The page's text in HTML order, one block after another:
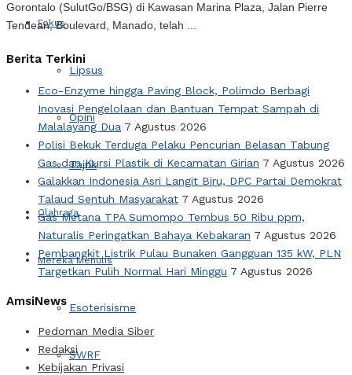
Fokus
Lipsus
Opini
Tajuk
Olahraga
Mereka Menulis
Esoterisisme
SWRF
Gorontalo (SulutGo/BSG) di Kawasan Marina Plaza, Jalan Pierre
Tendean, Boulevard, Manado, telah ...
Berita Terkini
Eco-Enzyme hingga Paving Block, Polimdo Berbagi
Inovasi Pengelolaan dan Bantuan Tempat Sampah di
Malalayang Dua 7 Agustus 2026
Polisi Bekuk Terduga Pelaku Pencurian Belasan Tabung
Gas dan Kursi Plastik di Kecamatan Girian 7 Agustus 2026
Galakkan Indonesia Asri Langit Biru, DPC Partai Demokrat
Talaud Sentuh Masyarakat 7 Agustus 2026
Gas Metana TPA Sumompo Tembus 50 Ribu ppm,
Naturalis Peringatkan Bahaya Kebakaran 7 Agustus 2026
Pembangkit Listrik Pulau Bunaken Gangguan 135 kW, PLN
Targetkan Pulih Normal Hari Minggu 7 Agustus 2026
AmsiNews
Pedoman Media Siber
Redaksi
Kebijakan Privasi